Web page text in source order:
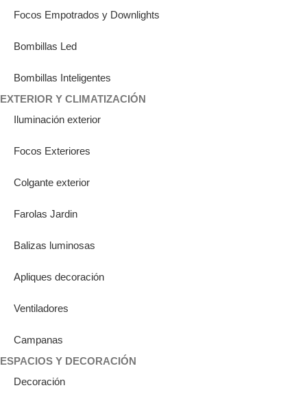
Focos Empotrados y Downlights
Bombillas Led
Bombillas Inteligentes
EXTERIOR Y CLIMATIZACIÓN
Iluminación exterior
Focos Exteriores
Colgante exterior
Farolas Jardin
Balizas luminosas
Apliques decoración
Ventiladores
Campanas
ESPACIOS Y DECORACIÓN
Decoración